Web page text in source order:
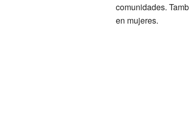
comunidades.
en mujeres.